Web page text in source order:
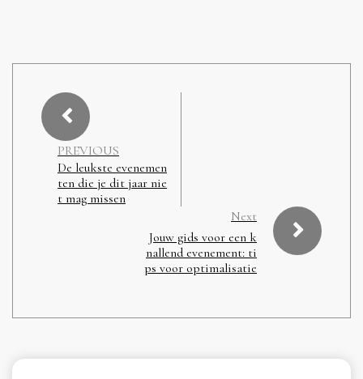
PREVIOUS
De leukste evenemen
ten die je dit jaar nie
t mag missen
Next
Jouw gids voor een k
nallend evenement: ti
ps voor optimalisatie